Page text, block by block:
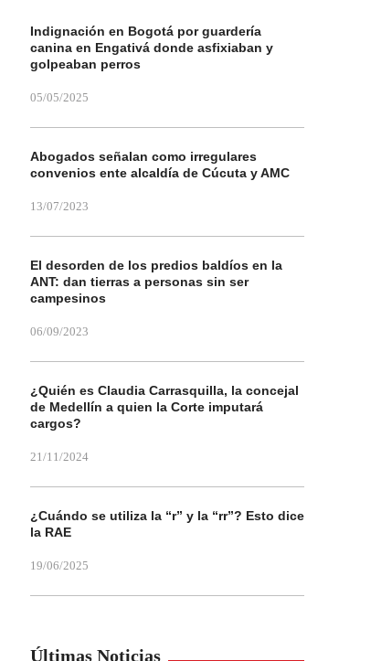
Indignación en Bogotá por guardería
canina en Engativá donde asfixiaban y
golpeaban perros
05/05/2025
Abogados señalan como irregulares
convenios ente alcaldía de Cúcuta y AMC
13/07/2023
El desorden de los predios baldíos en la
ANT: dan tierras a personas sin ser
campesinos
06/09/2023
¿Quién es Claudia Carrasquilla, la concejal
de Medellín a quien la Corte imputará
cargos?
21/11/2024
¿Cuándo se utiliza la “r” y la “rr”? Esto dice
la RAE
19/06/2025
Últimas Noticias